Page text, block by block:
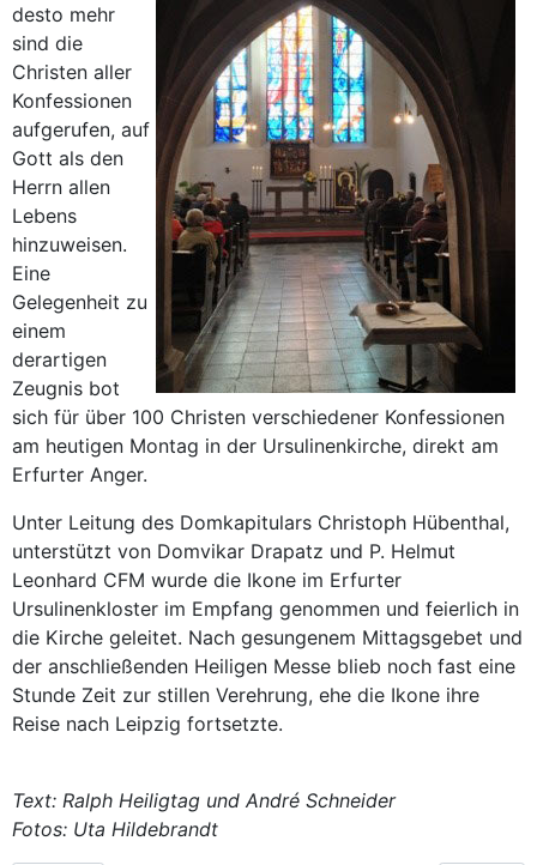
desto mehr
sind die
Christen aller
Konfessionen
aufgerufen, auf
Gott als den
Herrn allen
Lebens
hinzuweisen.
Eine
Gelegenheit zu
einem
derartigen
Zeugnis bot
sich für über 100 Christen verschiedener Konfessionen
am heutigen Montag in der Ursulinenkirche, direkt am
Erfurter Anger.
Unter Leitung des Domkapitulars Christoph Hübenthal,
unterstützt von Domvikar Drapatz und P. Helmut
Leonhard CFM wurde die Ikone im Erfurter
Ursulinenkloster im Empfang genommen und feierlich in
die Kirche geleitet. Nach gesungenem Mittagsgebet und
der anschließenden Heiligen Messe blieb noch fast eine
Stunde Zeit zur stillen Verehrung, ehe die Ikone ihre
Reise nach Leipzig fortsetzte.
Text: Ralph Heiligtag und André Schneider
Fotos: Uta Hildebrandt